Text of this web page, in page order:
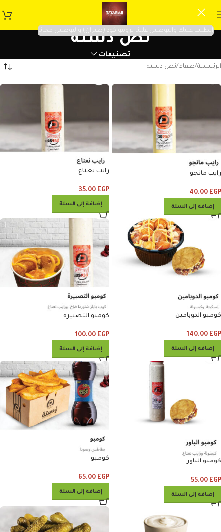
الطلب عليك والتوصيل علينا برومو كود (طيران) والتوصيل مجانا
نص دسته
تصنيفات
الرئيسية طعام نص دسته
رايب مانجو
40.00 EGP
إضافة إلى السلة
رايب نعناع
35.00 EGP
إضافة إلى السلة
كومبو الدوبامين
140.00 EGP
إضافة إلى السلة
كومبو التصبيره
100.00 EGP
إضافة إلى السلة
كومبو الباور
55.00 EGP
إضافة إلى السلة
كومبو
65.00 EGP
إضافة إلى السلة